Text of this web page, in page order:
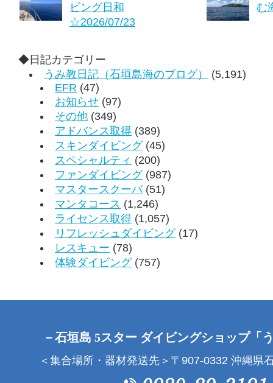
ビング日和
☆2026/07/23
む
◆日記カテゴリー
うみ教日記（石垣島海のブログ）
(5,191)
EFR (47)
お知らせ (97)
その他 (349)
アドバンス取得 (389)
スキンダイビング(45)
スペシャルティ (200)
ファンダイビング(987)
マスタースクーバ(51)
マンタコース (1,246)
ライセンス取得 (1,057)
リフレッシュダイビング(17)
レスキュー (78)
体験ダイビング(757)
－石垣島 5スター ダイビングショップ「
＜集合場所・器材発送先＞〒907-0332 沖縄県